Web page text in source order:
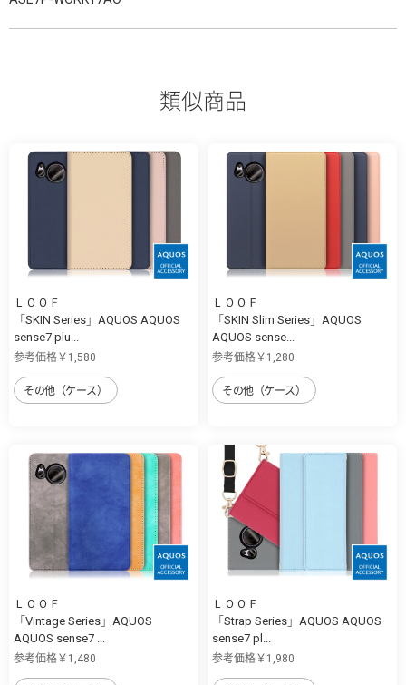
類似商品
ＬＯＯＦ
「SKIN Series」AQUOS AQUOS
sense7 plu...
参考価格￥1,580
その他（ケース）
ＬＯＯＦ
「SKIN Slim Series」AQUOS
AQUOS sense...
参考価格￥1,280
その他（ケース）
ＬＯＯＦ
「Vintage Series」AQUOS
AQUOS sense7 ...
参考価格￥1,480
ＬＯＯＦ
「Strap Series」AQUOS AQUOS
sense7 pl...
参考価格￥1,980